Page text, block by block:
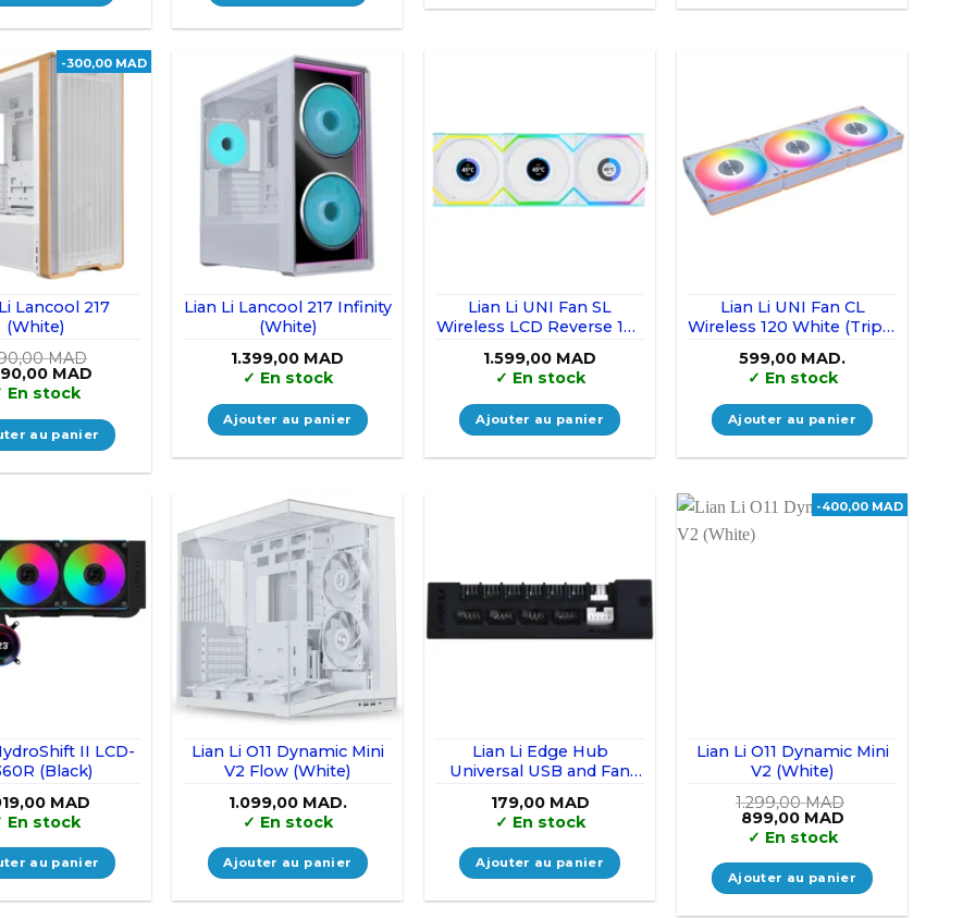
-300,00 MAD
Lancool 217
(White)
MAD
:
MAD.
MADLe
est :
1.290,00 MAD.
En stock
au panier
Lian Li Lancool 217 Infinity
(White)
1.399,00 MAD
✓ En stock
Ajouter au panier
Lian Li UNI Fan SL
Wireless LCD Reverse 120
1.599,00 MAD
✓ En stock
Ajouter au panier
Lian Li UNI Fan CL
Wireless 120 White (Triple
599,00 MAD.
✓ En stock
Ajouter au panier
II LCD-
(Black)
MAD
En stock
au panier
Lian Li O11 Dynamic Mini
V2 Flow (White)
1.099,00 MAD.
✓ En stock
Ajouter au panier
Lian Li Edge Hub
Universal USB and Fan
179,00 MAD
✓ En stock
Ajouter au panier
-400,00 MAD
Lian Li O11 Dynamic Mini
V2 (White)
1.299,00MAD
Le
prix
initial
était :
1.299,00 MAD.
899,00 MADLe
est :
899,00 MAD.
✓ En stock
Ajouter au panier